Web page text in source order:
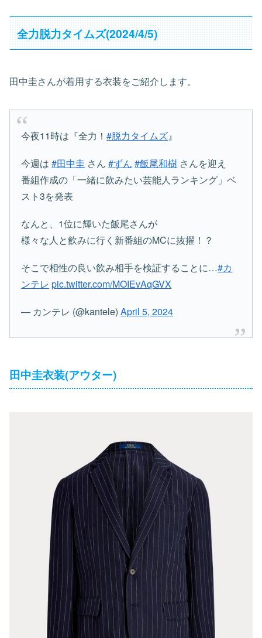
全力脱力タイムズ(2024/4/5)
田中圭さんが着用する衣装をご紹介します。
今夜11時は『全力！#脱力タイムズ』
今週は#田中圭 さん#ずん #飯尾和樹 さんを迎え
番組作成の「一緒に飲みたい芸能人ランキング」ベ
スト3を発表
なんと、1位に輝いた飯尾さんが
様々な人と飲みに行く新番組のMCに抜擢！？
そこで相性の良い飲み相手を検証することに…#カ
ンテレ pic.twitter.com/MOIEvAqGVX
— カンテレ (@kantele)April 5, 2024
田中圭衣装(アウター)